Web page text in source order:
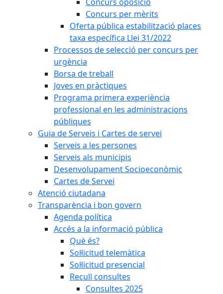
Concurs per mèrits
Oferta pública estabilització places
taxa específica Llei 31/2022
Processos de selecció per concurs per
urgència
Borsa de treball
Joves en pràctiques
Programa primera experiència
professional en les administracions
públiques
Guia de Serveis i Cartes de servei
Serveis a les persones
Serveis als municipis
Desenvolupament Socioeconòmic
Cartes de Servei
Atenció ciutadana
Transparència i bon govern
Agenda política
Accés a la informació pública
Què és?
Sol·licitud telemàtica
Sol·licitud presencial
Recull consultes
Consultes 2025